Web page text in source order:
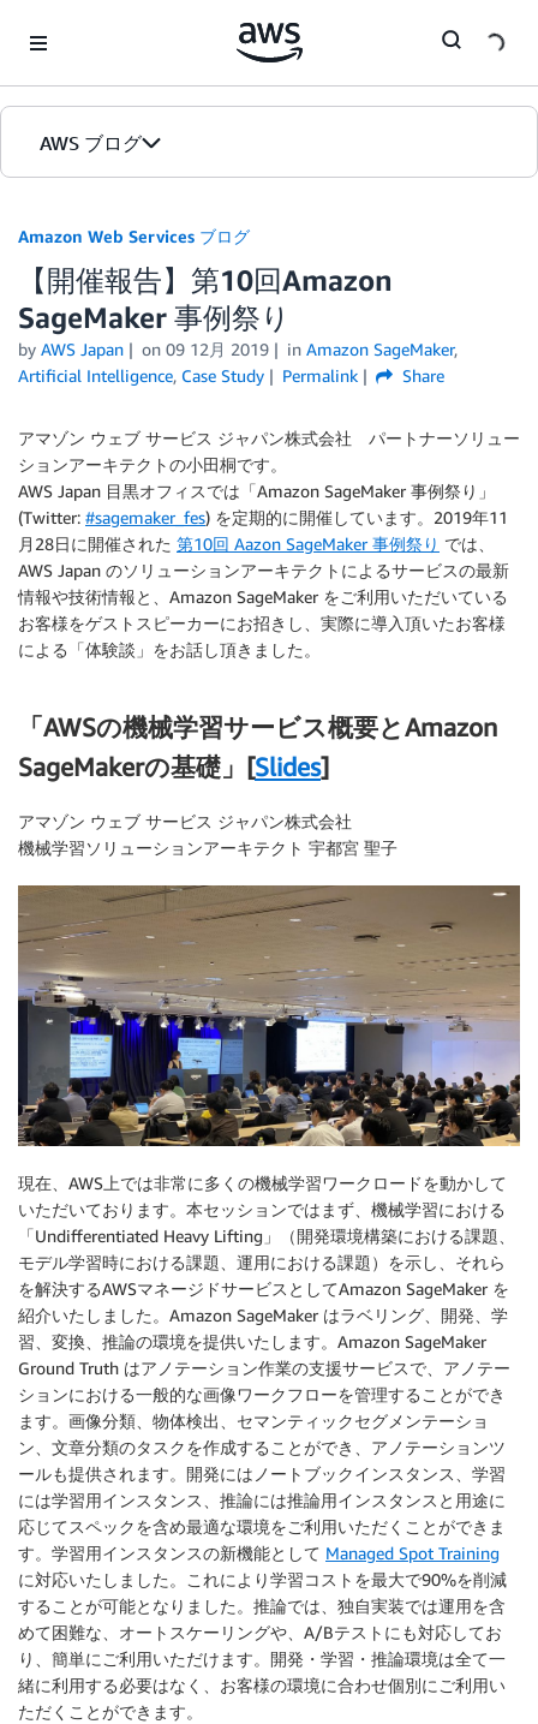
AWS ブログ
カテゴリ
エディション
Amazon Web Services ブログ
【開催報告】第10回Amazon
SageMaker 事例祭り
by AWS Japan on 09 12月 2019 in Amazon SageMaker,
Artificial Intelligence, Case Study Permalink Share
アマゾン ウェブ サービス ジャパン株式会社 パートナーソリュー
ションアーキテクトの小田桐です。
AWS Japan 目黒オフィスでは「Amazon SageMaker 事例祭り」
(Twitter: #sagemaker_fes) を定期的に開催しています。2019年11
月28日に開催された 第10回 Aazon SageMaker 事例祭り では、
AWS Japan のソリューションアーキテクトによるサービスの最新
情報や技術情報と、Amazon SageMaker をご利用いただいている
お客様をゲストスピーカーにお招きし、実際に導入頂いたお客様
による「体験談」をお話し頂きました。
「AWSの機械学習サービス概要とAmazon
SageMakerの基礎」[Slides]
アマゾン ウェブ サービス ジャパン株式会社
機械学習ソリューションアーキテクト 宇都宮 聖子
現在、AWS上では非常に多くの機械学習ワークロードを動かして
いただいております。本セッションではまず、機械学習における
「Undifferentiated Heavy Lifting」（開発環境構築における課題、
モデル学習時における課題、運用における課題）を示し、それら
を解決するAWSマネージドサービスとしてAmazon SageMaker を
紹介いたしました。Amazon SageMaker はラベリング、開発、学
習、変換、推論の環境を提供いたします。Amazon SageMaker
Ground Truth はアノテーション作業の支援サービスで、アノテー
ションにおける一般的な画像ワークフローを管理することができ
ます。画像分類、物体検出、セマンティックセグメンテーショ
ン、文章分類のタスクを作成することができ、アノテーションツ
ールも提供されます。開発にはノートブックインスタンス、学習
には学習用インスタンス、推論には推論用インスタンスと用途に
応じてスペックを含め最適な環境をご利用いただくことができま
す。学習用インスタンスの新機能として Managed Spot Training
に対応いたしました。これにより学習コストを最大で90%を削減
することが可能となりました。推論では、独自実装では運用を含
めて困難な、オートスケーリングや、A/Bテストにも対応してお
り、簡単にご利用いただけます。開発・学習・推論環境は全て一
緒に利用する必要はなく、お客様の環境に合わせ個別にご利用い
ただくことができます。